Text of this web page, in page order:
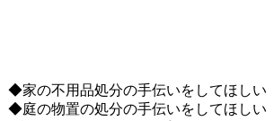
◆家の不用品処分の手伝いをしてほしい
◆庭の物置の処分の手伝いをしてほしい